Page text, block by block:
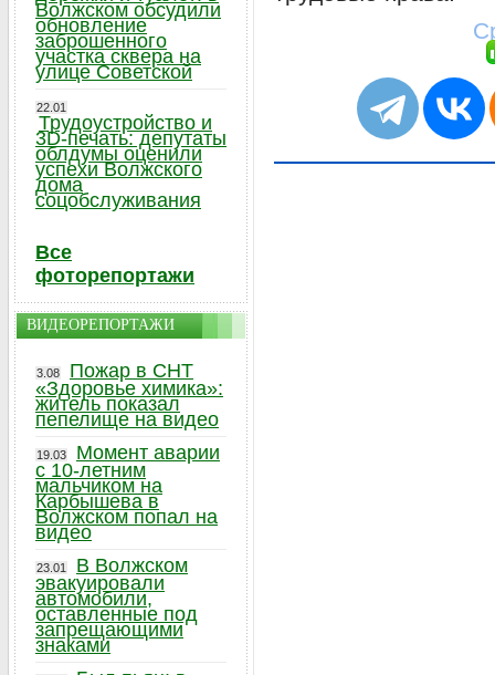
Волжском обсудили
обновление
заброшенного
участка сквера на
улице Советской
22.01
Трудоустройство и
3D-печать: депутаты
облдумы оценили
успехи Волжского
дома
соцобслуживания
Все
фоторепортажи
ВИДЕОРЕПОРТАЖИ
3.08
Пожар в СНТ
«Здоровье химика»:
житель показал
пепелище на видео
19.03
Момент аварии
с 10-летним
мальчиком на
Карбышева в
Волжском попал на
видео
23.01
В Волжском
эвакуировали
автомобили,
оставленные под
запрещающими
знаками